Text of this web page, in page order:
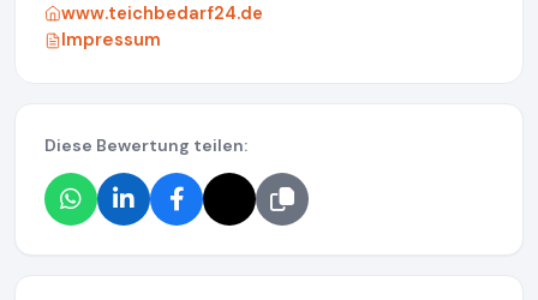
www.teichbedarf24.de
Impressum
Diese Bewertung teilen: